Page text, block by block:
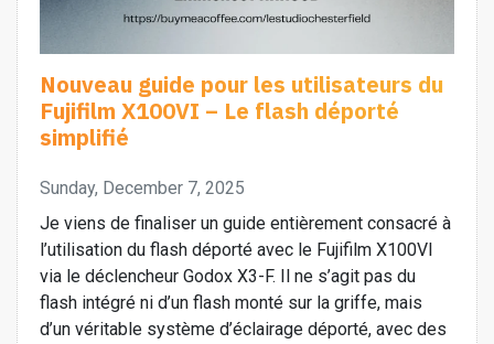
Nouveau guide pour les utilisateurs du
Fujifilm X100VI – Le flash déporté
simplifié
Sunday, December 7, 2025
Je viens de finaliser un guide entièrement consacré à
l’utilisation du flash déporté avec le Fujifilm X100VI
via le déclencheur Godox X3-F. Il ne s’agit pas du
flash intégré ni d’un flash monté sur la griffe, mais
d’un véritable système d’éclairage déporté, avec des